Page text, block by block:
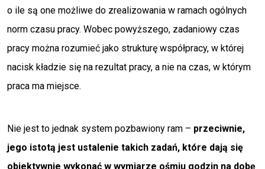
o ile są one możliwe do zrealizowania w ramach ogólnych
norm czasu pracy. Wobec powyższego, zadaniowy czas
pracy można rozumieć jako strukturę współpracy, w której
nacisk kładzie się na rezultat pracy, a nie na czas, w którym
praca ma miejsce.
Nie jest to jednak system pozbawiony ram – przeciwnie,
jego istotą jest ustalenie takich zadań, które dają się
obiektywnie wykonać w wymiarze ośmiu godzin na dobę